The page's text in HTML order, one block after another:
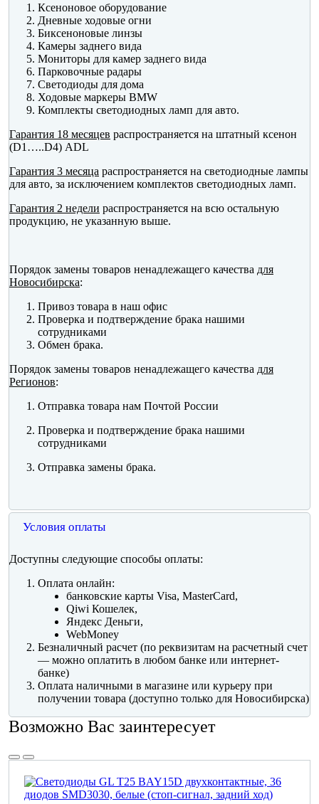
Ксеноновое оборудование
Дневные ходовые огни
Биксеноновые линзы
Камеры заднего вида
Мониторы для камер заднего вида
Парковочные радары
Светодиоды для дома
Ходовые маркеры BMW
Комплекты светодиодных ламп для авто.
Гарантия 18 месяцев распространяется на штатный ксенон
(D1…..D4) ADL
Гарантия 3 месяца распространяется на светодиодные лампы
для авто, за исключением комплектов светодиодных ламп.
Гарантия 2 недели распространяется на всю остальную
продукцию, не указанную выше.
Порядок замены товаров ненадлежащего качества для
Новосибирска:
Привоз товара в наш офис
Проверка и подтверждение брака нашими
сотрудниками
Обмен брака.
Порядок замены товаров ненадлежащего качества для
Регионов:
Отправка товара нам Почтой России
Проверка и подтверждение брака нашими
сотрудниками
Отправка замены брака.
Условия оплаты
Доступны следующие способы оплаты:
Оплата онлайн:
банковские карты Visa, MasterCard,
Qiwi Кошелек,
Яндекс Деньги,
WebMoney
Безналичный расчет (по реквизитам на расчетный счет
— можно оплатить в любом банке или интернет-
банке)
Оплата наличными в магазине или курьеру при
получении товара (доступно только для Новосибирска)
Возможно Вас заинтересует